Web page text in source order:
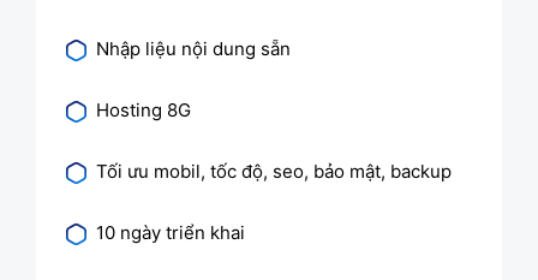
Nhập liệu nội dung sẵn
Hosting 8G
Tối ưu mobil, tốc độ, seo, bảo mật, backup
10 ngày triển khai